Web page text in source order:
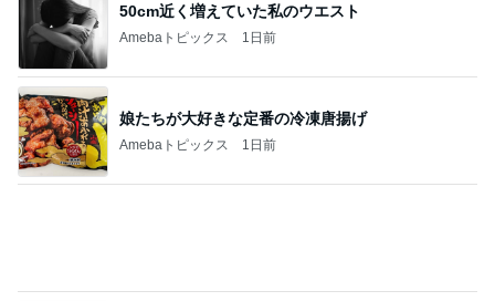
50cm近く増えていた私のウエスト
Amebaトピックス 1日前
娘たちが大好きな定番の冷凍唐揚げ
Amebaトピックス 1日前